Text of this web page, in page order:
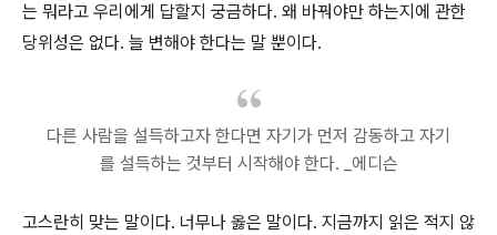
는 뭐라고 우리에게 답할지 궁금하다. 왜 바꿔야만 하는지에 관한
당위성은 없다. 늘 변해야 한다는 말 뿐이다.
다른 사람을 설득하고자 한다면 자기가 먼저 감동하고 자기
를 설득하는 것부터 시작해야 한다. _에디슨
고스란히 맞는 말이다. 너무나 옳은 말이다. 지금까지 읽은 적지 않